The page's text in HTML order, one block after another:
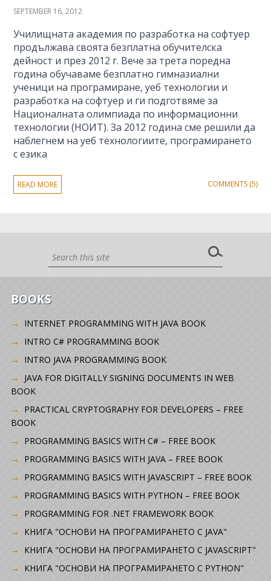
SEPTEMBER 16, 2012
Училищната академия по разработка на софтуер
продължава своята безплатна обучителска
дейност и през 2012 г. Вече за трета поредна
година обучаваме безплатно гимназиални
ученици на програмиране, уеб технологии и
разработка на софтуер и ги подготвяме за
Националната олимпиада по информационни
технологии (НОИТ). За 2012 година сме решили да
наблегнем на уеб технологиите, програмирането
с езика
READ MORE COMMENTS (5)
BOOKS
INTERNET PROGRAMMING WITH JAVA BOOK
INTRO C# PROGRAMMING BOOK
INTRO JAVA PROGRAMMING BOOK
JAVA FOR DIGITALLY SIGNING DOCUMENTS IN WEB
BOOK
PRACTICAL CRYPTOGRAPHY FOR DEVELOPERS – FREE
BOOK
PROGRAMMING BASICS WITH C# – FREE BOOK
PROGRAMMING BASICS WITH JAVA – FREE BOOK
PROGRAMMING BASICS WITH JAVASCRIPT – FREE BOOK
PROGRAMMING BASICS WITH PYTHON – FREE BOOK
PROGRAMMING FOR .NET FRAMEWORK BOOK
КНИГА "ОСНОВИ НА ПРОГРАМИРАНЕТО С JAVA"
КНИГА "ОСНОВИ НА ПРОГРАМИРАНЕТО С JAVASCRIPT"
КНИГА "ОСНОВИ НА ПРОГРАМИРАНЕТО С PYTHON"